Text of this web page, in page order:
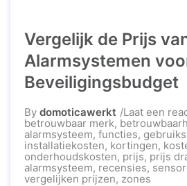
Vergelijk de Prijs
Alarmsystemen
Beveiligingsbudget
By domoticawerkt Laat een
betrouwbaar merk,
alarmsysteem, functies,
installatiekosten, kortingen,
onderhoudskosten, prijs, prijs
alarmsysteem, recensies,
vergelijken prijzen, zones